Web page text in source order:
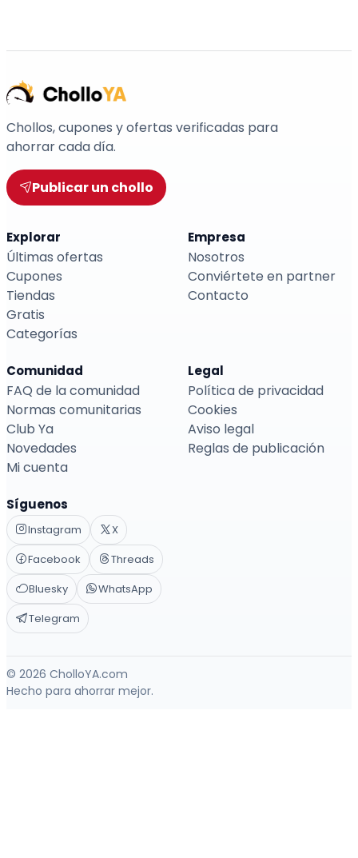
Chollos, cupones y ofertas verificadas para
ahorrar cada día.
Publicar un chollo
Explorar
Últimas ofertas
Cupones
Tiendas
Gratis
Categorías
Empresa
Nosotros
Conviértete en partner
Contacto
Comunidad
FAQ de la comunidad
Normas comunitarias
Club Ya
Novedades
Mi cuenta
Legal
Política de privacidad
Cookies
Aviso legal
Reglas de publicación
Síguenos
Instagram
X
Facebook
Threads
Bluesky
WhatsApp
Telegram
© 2026 CholloYA.com
Hecho para ahorrar mejor.